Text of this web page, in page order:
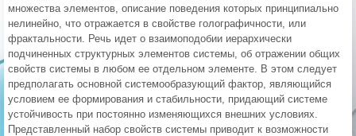
множества элементов, описание поведения которых принципиально
нелинейно, что отражается в свойстве голографичности, или
фрактальности. Речь идет о взаимоподобии иерархически
подчиненных структурных элементов системы, об отражении общих
свойств системы в любом ее отдельном элементе. В этом следует
предполагать основной системообразующий фактор, являющийся
условием ее формирования и стабильности, придающий системе
устойчивость при постоянно изменяющихся внешних условиях.
Представленный набор свойств системы приводит к возможности